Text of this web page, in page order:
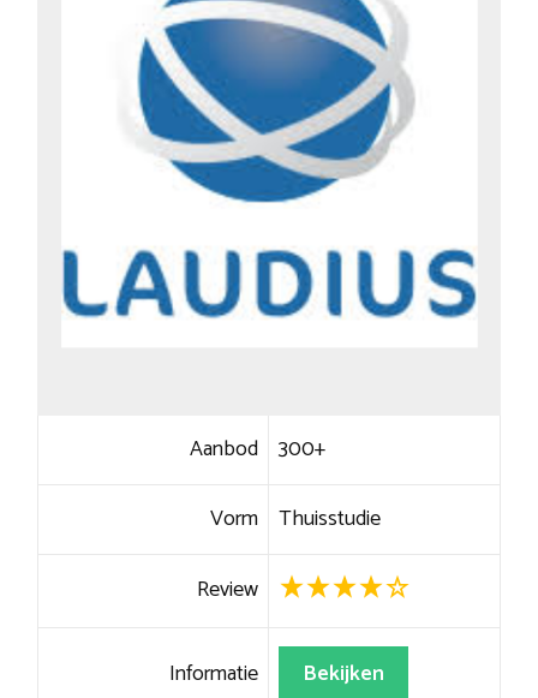
Aanbod 300+
Vorm Thuisstudie
Review
Informatie Bekijken